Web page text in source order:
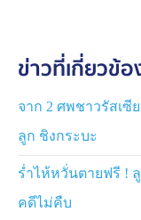
กระบี่ที่รักษาผู้ป่วยก่
มารับทราบข้อกล่า
ธรรมทั้ง 2 ฝ่าย
ข่าวที่เกี่ยวข้อ
จาก 2 ศพชาวรัสเซี
ลูก ชิงกระบะ
ร่ำไห้หวั่นตายฟรี !
คดีไม่คืบ